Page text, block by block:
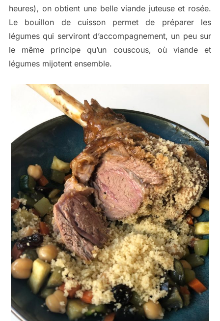
heures), on obtient une belle viande juteuse et rosée.
Le bouillon de cuisson permet de préparer les
légumes qui serviront d’accompagnement, un peu sur
le même principe qu’un couscous, où viande et
légumes mijotent ensemble.